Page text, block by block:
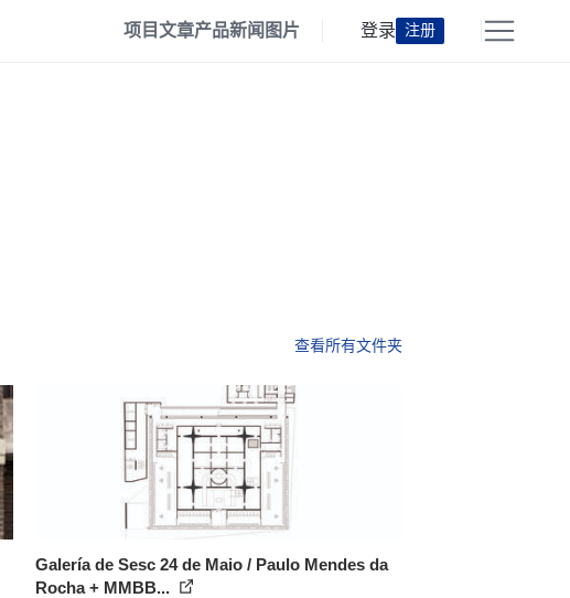
项目文章产品新闻 图片 登录 注册
查看所有文件夹
Galería de Sesc 24 de Maio / Paulo Mendes da
Rocha + MMBB...